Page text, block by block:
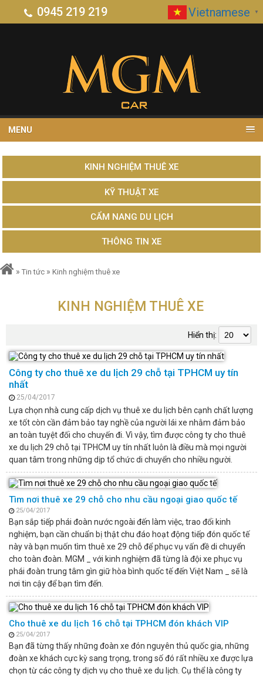
0945 219 219 Vietnamese ▼
MENU
KINH NGHIỆM THUÊ XE
KỸ THUẬT XE
CẨM NANG DU LỊCH
THÔNG TIN XE
» Tin tức » Kinh nghiệm thuê xe
KINH NGHIỆM THUÊ XE
Hiển thị:
Công ty cho thuê xe du lịch 29 chỗ tại TPHCM uy tín
nhất
25/04/2017
Lựa chọn nhà cung cấp dịch vụ thuê xe du lịch bên cạnh chất lượng
xe tốt còn cần đảm bảo tay nghề của người lái xe nhằm đảm bảo
an toàn tuyệt đối cho chuyến đi. Vì vậy, tìm được công ty cho thuê
xe du lịch 29 chỗ tại TPHCM uy tín nhất luôn là điều mà mọi người
quan tâm trong những dịp tổ chức di chuyển cho nhiều người.
Tìm nơi thuê xe 29 chỗ cho nhu cầu ngoại giao quốc tế
25/04/2017
Bạn sắp tiếp phái đoàn nước ngoài đến làm việc, trao đổi kinh
nghiệm, bạn cần chuẩn bị thật chu đáo hoạt động tiếp đón quốc tế
này và bạn muốn tìm thuê xe 29 chỗ để phục vụ vấn đề di chuyển
cho toàn đoàn. MGM _ với kinh nghiệm đã từng là đội xe phục vụ
phái đoàn trung tâm gìn giữ hòa bình quốc tế đến Việt Nam _ sẽ là
nơi tin cậy để bạn tìm đến.
Cho thuê xe du lịch 16 chỗ tại TPHCM đón khách VIP
25/04/2017
Bạn đã từng thấy những đoàn xe đón nguyên thủ quốc gia, những
đoàn xe khách cực kỳ sang trọng, trong số đó rất nhiều xe được lựa
chọn từ các công ty dịch vụ cho thuê xe du lịch. Cụ thể là công ty